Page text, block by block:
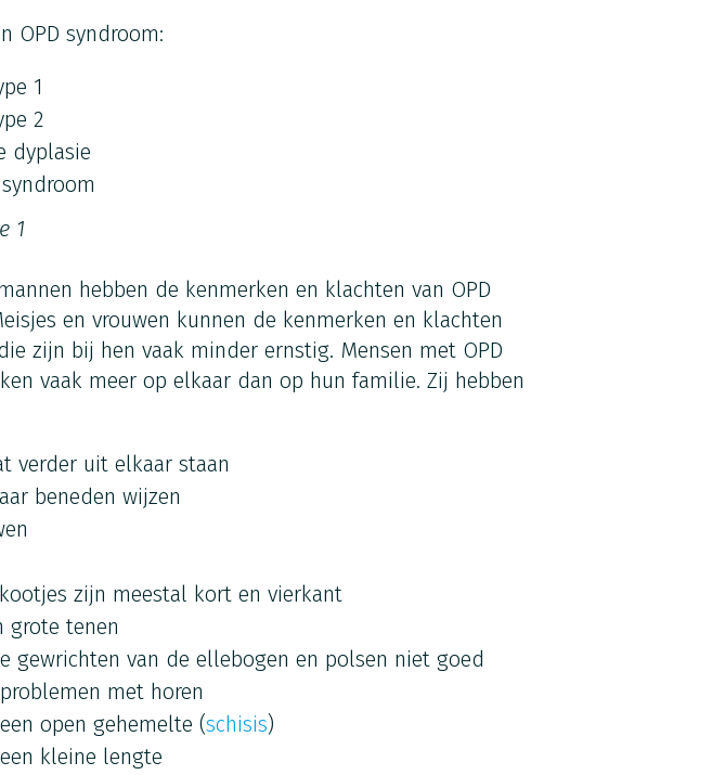
OPD syndroom:
1
2
dyplasie
1
hebben de kenmerken en klachten van OPD
en vrouwen kunnen de kenmerken en klachten
zijn bij hen vaak minder ernstig. Mensen met OPD
vaak meer op elkaar dan op hun familie. Zij hebben
verder uit elkaar staan
beneden wijzen
zijn meestal kort en vierkant
grote tenen
gewrichten van de ellebogen en polsen niet goed
met horen
open gehemelte (schisis)
kleine lengte